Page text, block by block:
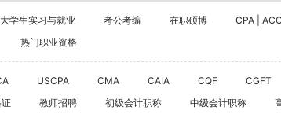
国际课程
紫藤国际 NEW
制度
学习课程
大学生实习与就业 考公考编 在职硕博 CPA |
热门职业资格
USCPA CMA CAIA CQF CGFT
教师招聘 初级会计职称 中级会计职称